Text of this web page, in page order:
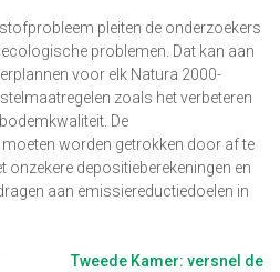
pleiten de onderzoekers
problemen. Dat kan aan
voor elk Natura 2000-
zoals het verbeteren
De
worden getrokken door af te
onzekere depositieberekeningen en
aan emissiereductiedoelen in
Tweede Kamer: versnel de